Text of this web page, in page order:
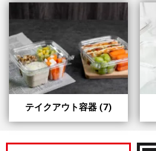
テイクアウト容器 (7)